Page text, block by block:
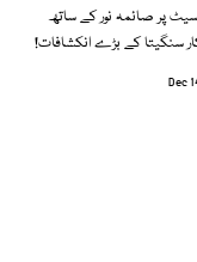
پر صائمہ نور کے ساتھ
سنگیتا کے بڑے انکشافات!
Dec